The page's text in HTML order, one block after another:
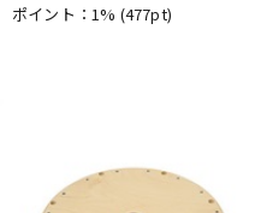
ポイント：1% (477pt)